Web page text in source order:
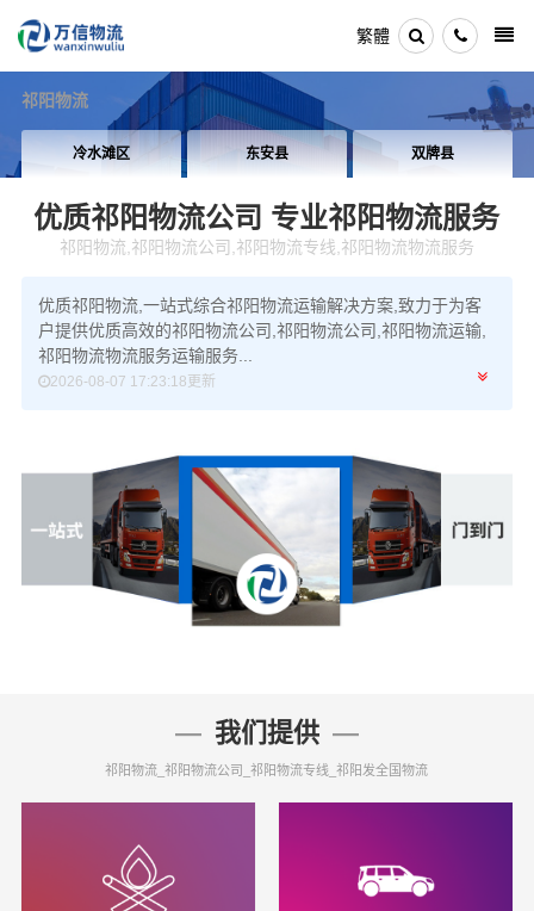
繁體
祁阳物流
冷水滩区 东安县 双牌县
优质祁阳物流公司 专业祁阳物流服务
祁阳物流,祁阳物流公司,祁阳物流专线,祁阳物流物流服务
优质祁阳物流,一站式综合祁阳物流运输解决方案,致力于为客
户提供优质高效的祁阳物流公司,祁阳物流公司,祁阳物流运输,
祁阳物流物流服务运输服务...
2026-08-07 17:23:18更新
我们提供
祁阳物流_祁阳物流公司_祁阳物流专线_祁阳发全国物流